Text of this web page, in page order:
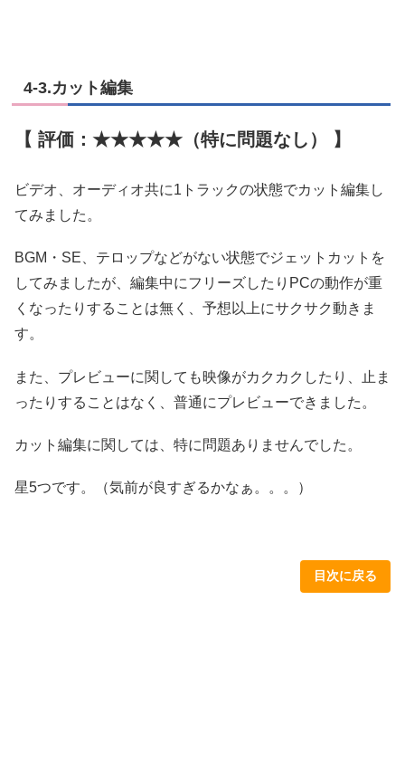
4-3.カット編集
【 評価：★★★★★（特に問題なし） 】
ビデオ、オーディオ共に1トラックの状態でカット編集し
てみました。
BGM・SE、テロップなどがない状態でジェットカットを
してみましたが、編集中にフリーズしたりPCの動作が重
くなったりすることは無く、予想以上にサクサク動きま
す。
また、プレビューに関しても映像がカクカクしたり、止ま
ったりすることはなく、普通にプレビューできました。
カット編集に関しては、特に問題ありませんでした。
星5つです。（気前が良すぎるかなぁ。。。）
目次に戻る